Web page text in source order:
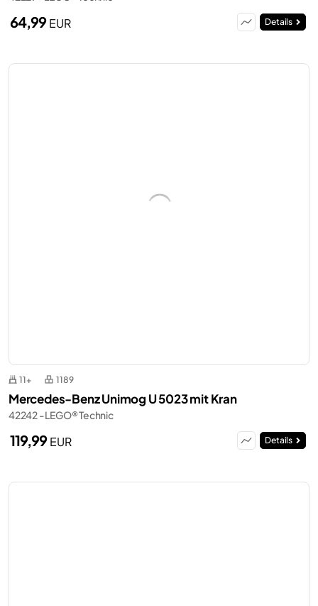
64,99EUR Details
11+ 1189
Mercedes-Benz Unimog U 5023 mit Kran
42242 - LEGO® Technic
119,99EUR Details